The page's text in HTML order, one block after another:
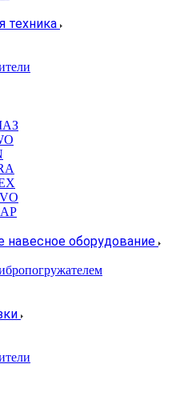
техника
навесное оборудование